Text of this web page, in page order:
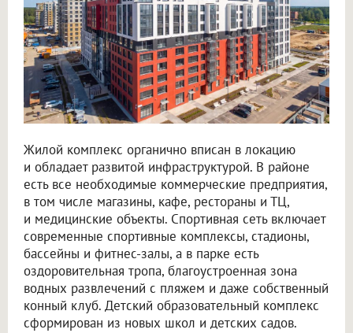
Жилой комплекс органично вписан в локацию
и обладает развитой инфраструктурой. В районе
есть все необходимые коммерческие предприятия,
в том числе магазины, кафе, рестораны и ТЦ,
и медицинские объекты. Спортивная сеть включает
современные спортивные комплексы, стадионы,
бассейны и фитнес-залы, а в парке есть
оздоровительная тропа, благоустроенная зона
водных развлечений с пляжем и даже собственный
конный клуб. Детский образовательный комплекс
сформирован из новых школ и детских садов.